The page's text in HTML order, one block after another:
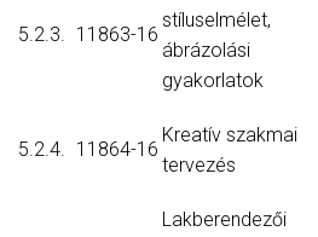
5.2.3. 11863-16
stíluselmélet,
ábrázolási
gyakorlatok
5.2.4. 11864-16
Kreatív szakmai
tervezés
Lakberendezői